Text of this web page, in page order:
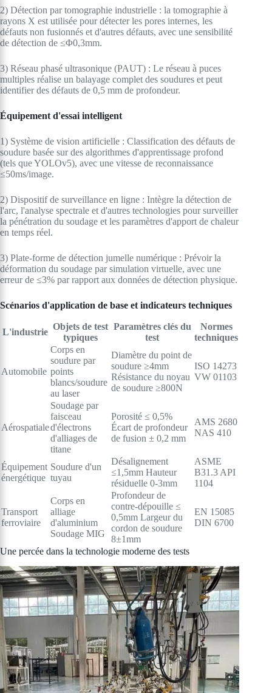
2) Détection par tomographie industrielle : la tomographie à
rayons X est utilisée pour détecter les pores internes, les
défauts non fusionnés et d'autres défauts, avec une sensibilité
de détection de ≤Φ0,3mm.
3) Réseau phasé ultrasonique (PAUT) : Le réseau à puces
multiples réalise un balayage complet des soudures et peut
identifier des défauts de 0,5 mm de profondeur.
Équipement d'essai intelligent
1) Système de vision artificielle : Classification des défauts de
soudure basée sur des algorithmes d'apprentissage profond
(tels que YOLOv5), avec une vitesse de reconnaissance
≤50ms/image.
2) Dispositif de surveillance en ligne : Intègre la détection de
l'arc, l'analyse spectrale et d'autres technologies pour surveiller
la pénétration du soudage et les paramètres d'apport de chaleur
en temps réel.
3) Plate-forme de détection jumelle numérique : Prévoir la
déformation du soudage par simulation virtuelle, avec une
erreur de ≤3% par rapport aux données de détection physique.
Scénarios d'application de base et indicateurs techniques
L'industrie
Objets de test
typiques
Paramètres clés du
test
Normes
techniques
Automobile
Corps en
soudure par
points
blancs/soudure
au laser
Diamètre du point de
soudure ≥4mm
Résistance du noyau
de soudure ≥800N
ISO 14273
VW 01103
Aérospatiale
Soudage par
faisceau
d'électrons
d'alliages de
titane
Porosité ≤ 0,5%
Écart de profondeur
de fusion ± 0,2 mm
AMS 2680
NAS 410
Équipement
énergétique
Soudure d'un
tuyau
Désalignement
≤1,5mm Hauteur
résiduelle 0-3mm
ASME
B31.3 API
1104
Transport
ferroviaire
Corps en
alliage
d'aluminium
Soudage MIG
Profondeur de
contre-dépouille ≤
0,5mm Largeur du
cordon de soudure
8±1mm
EN 15085
DIN 6700
Une percée dans la technologie moderne des tests